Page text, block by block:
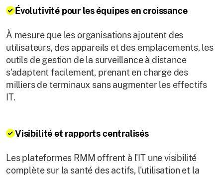
Évolutivité pour les équipes en croissance
À mesure que les organisations ajoutent des
utilisateurs, des appareils et des emplacements, les
outils de gestion de la surveillance à distance
s'adaptent facilement, prenant en charge des
milliers de terminaux sans augmenter les effectifs
IT.
Visibilité et rapports centralisés
Les plateformes RMM offrent à l'IT une visibilité
complète sur la santé des actifs, l'utilisation et la